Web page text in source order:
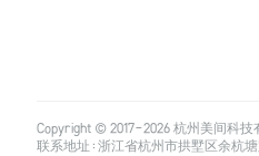
Copyright © 2017-2026杭州美间科技
联系地址：浙江省杭州市拱墅区余杭